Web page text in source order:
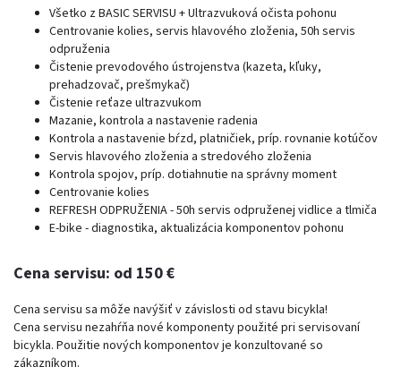
Všetko z BASIC SERVISU + Ultrazvuková očista pohonu
Centrovanie kolies, servis hlavového zloženia, 50h servis
odpruženia
Čistenie prevodového ústrojenstva (kazeta, kľuky,
prehadzovač, prešmykač)
Čistenie reťaze ultrazvukom
Mazanie, kontrola a nastavenie radenia
Kontrola a nastavenie bŕzd, platničiek, príp. rovnanie kotúčov
Servis hlavového zloženia a stredového zloženia
Kontrola spojov, príp. dotiahnutie na správny moment
Centrovanie kolies
REFRESH ODPRUŽENIA - 50h servis odpruženej vidlice a tlmiča
E-bike - diagnostika, aktualizácia komponentov pohonu
Cena servisu: od 150 €
Cena servisu sa môže navýšiť v závislosti od stavu bicykla!
Cena servisu nezahŕňa nové komponenty použité pri servisovaní
bicykla. Použitie nových komponentov je konzultované so
zákazníkom.